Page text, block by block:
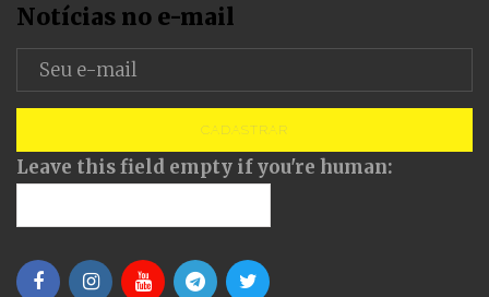
Notícias no e-mail
CADASTRAR
Leave this field empty if you're human: